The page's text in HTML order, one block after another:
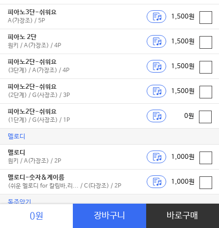
피아노3단-쉬워요
A(가장조) / 5P
1,500원
피아노 2단
원키 / A(가장조) / 4P
1,500원
피아노2단-쉬워요
(3단계) / A(가장조) / 4P
1,500원
피아노2단-쉬워요
(2단계) / G(사장조) / 3P
1,500원
피아노2단-쉬워요
(1단계) / G(사장조) / 1P
0원
멜로디
멜로디
원키 / A(가장조) / 2P
1,000원
멜로디-숫자&계이름
(쉬운 멜로디 for 칼림바,리... / C(다장조) / 2P
1,000원
독주악기
플룻&피아노
0원 장바구니 바로구매